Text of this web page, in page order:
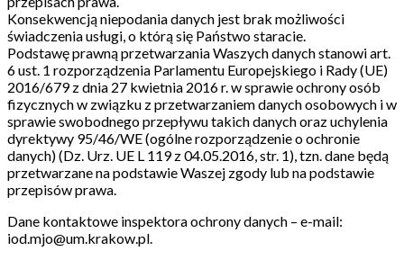
Konsekwencją niepodania danych jest brak możliwości
świadczenia usługi, o którą się Państwo staracie.
Podstawę prawną przetwarzania Waszych danych stanowi art.
6 ust. 1 rozporządzenia Parlamentu Europejskiego i Rady (UE)
2016/679 z dnia 27 kwietnia 2016 r. w sprawie ochrony osób
fizycznych w związku z przetwarzaniem danych osobowych i w
sprawie swobodnego przepływu takich danych oraz uchylenia
dyrektywy 95/46/WE (ogólne rozporządzenie o ochronie
danych) (Dz. Urz. UE L 119 z 04.05.2016, str. 1), tzn. dane będą
przetwarzane na podstawie Waszej zgody lub na podstawie
przepisów prawa.
Dane kontaktowe inspektora ochrony danych – e-mail:
iod.mjo@um.krakow.pl.